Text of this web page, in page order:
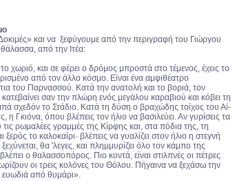
και να ξεφύγουμε από την περιγραφή του Γιώργου
από την Ιτέα:
και σε φέρει ο δρόμος μπροστά στο τέμενος, έχεις το
από τον άλλο κόσμο. Είναι ένα αμφιθέατρο
του Παρνασσού. Κατά την ανατολή και το βοριά, τον
σαν την πλώρη ενός μεγάλου καραβιού και κόβει τη
σχεδόν το Στάδιο. Κατά τη δύση ο βραχώδης τοίχος του Αϊ-
η Γκιόνα, όπου βλέπεις τον ήλιο να βασιλεύει. Αν γυρίσεις τα
ρωμαλέες γραμμές της Κίρφης και, στα πόδια της, τη
το καλοκαίρι· βλέπεις να γυαλίζει στον ήλιο η στεγνή
θα 'λεγες, και πλημμυρίζει όλο τον κάμπο της
ο θαλασσοπόρος. Πιο κοντά, είναι στιλπνές οι πέτρες
οι τρεις κολόνες του Θόλου. Πήγαινα να ξεχάσω την
ευωδιά από θυμάρι».